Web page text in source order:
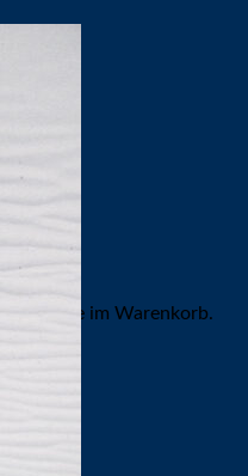
Produkte im Warenkorb.